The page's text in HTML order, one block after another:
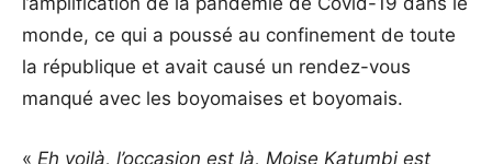
monde, ce qui a poussé au confinement de toute
la république et avait causé un rendez-vous
manqué avec les boyomaises et boyomais.
« Eh voilà, l’occasion est là, Moise Katumbi est